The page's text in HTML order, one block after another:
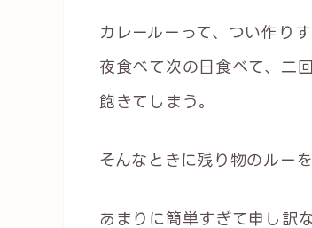
カレールーって、つい作り
夜食べて次の日食べて、二
飽きてしまう。
そんなときに残り物のルー
あまりに簡単すぎて申し訳